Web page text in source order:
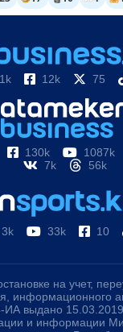
12k 75
130k 1087k
7k
56k
3k 33k 10
на учет,
информационного
выдано 15.03.2019
и информации